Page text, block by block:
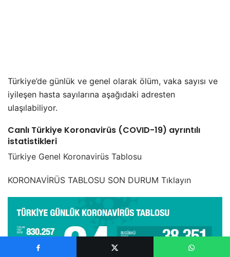
Türkiye’de günlük ve genel olarak ölüm, vaka sayısı ve
iyileşen hasta sayılarına aşağıdaki adresten
ulaşılabiliyor.
Canlı Türkiye Koronavirüs (COVID-19) ayrıntılı
istatistikleri
Türkiye Genel Koronavirüs Tablosu
KORONAVİRÜS TABLOSU SON DURUM Tıklayın